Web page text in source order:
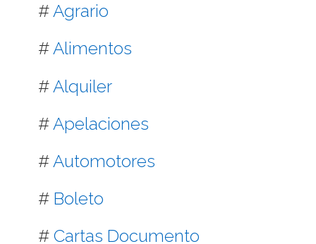
#Agrario
#Alimentos
# Alquiler
# Apelaciones
#Automotores
# Boleto
# Cartas Documento